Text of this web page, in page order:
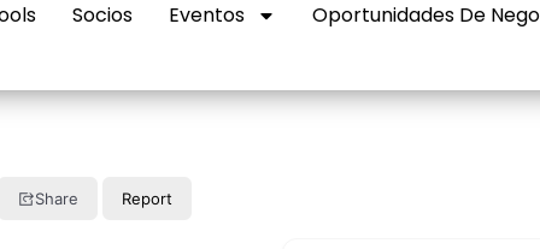
Socios Eventos Oportunidades De
Share Report